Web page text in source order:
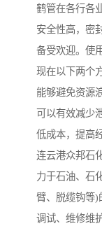
鹤管在各行各
安全性高，密
备受欢迎。使
现在以下两个
能够避免资源
可以有效减少
低成本，提高
连云港众邦石
力于石油、石
臂、脱缆钩等)
调试、维修维